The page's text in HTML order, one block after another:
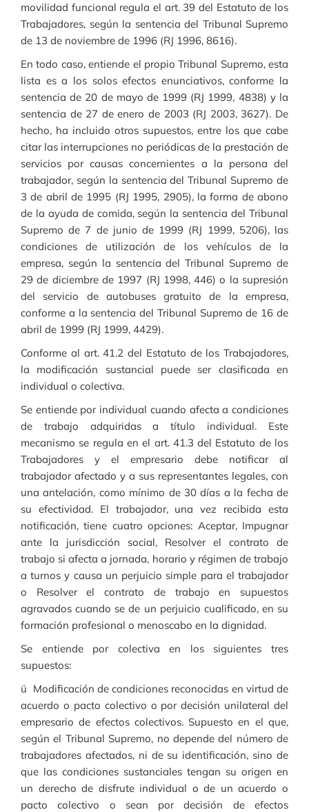
movilidad funcional regula el art. 39 del Estatuto de los
Trabajadores, según la sentencia del Tribunal Supremo
de 13 de noviembre de 1996 (RJ 1996, 8616).
En todo caso, entiende el propio Tribunal Supremo, esta
lista es a los solos efectos enunciativos, conforme la
sentencia de 20 de mayo de 1999 (RJ 1999, 4838) y la
sentencia de 27 de enero de 2003 (RJ 2003, 3627). De
hecho, ha incluido otros supuestos, entre los que cabe
citar las interrupciones no periódicas de la prestación de
servicios por causas concernientes a la persona del
trabajador, según la sentencia del Tribunal Supremo de
3 de abril de 1995 (RJ 1995, 2905), la forma de abono
de la ayuda de comida, según la sentencia del Tribunal
Supremo de 7 de junio de 1999 (RJ 1999, 5206), las
condiciones de utilización de los vehículos de la
empresa, según la sentencia del Tribunal Supremo de
29 de diciembre de 1997 (RJ 1998, 446) o la supresión
del servicio de autobuses gratuito de la empresa,
conforme a la sentencia del Tribunal Supremo de 16 de
abril de 1999 (RJ 1999, 4429).
Conforme al art. 41.2 del Estatuto de los Trabajadores,
la modificación sustancial puede ser clasificada en
individual o colectiva.
Se entiende por individual cuando afecta a condiciones
de trabajo adquiridas a título individual. Este
mecanismo se regula en el art. 41.3 del Estatuto de los
Trabajadores y el empresario debe notificar al
trabajador afectado y a sus representantes legales, con
una antelación, como mínimo de 30 días a la fecha de
su efectividad. El trabajador, una vez recibida esta
notificación, tiene cuatro opciones: Aceptar, Impugnar
ante la jurisdicción social, Resolver el contrato de
trabajo si afecta a jornada, horario y régimen de trabajo
a turnos y causa un perjuicio simple para el trabajador
o Resolver el contrato de trabajo en supuestos
agravados cuando se de un perjuicio cualificado, en su
formación profesional o menoscabo en la dignidad.
Se entiende por colectiva en los siguientes tres
supuestos:
ü Modificación de condiciones reconocidas en virtud de
acuerdo o pacto colectivo o por decisión unilateral del
empresario de efectos colectivos. Supuesto en el que,
según el Tribunal Supremo, no depende del número de
trabajadores afectados, ni de su identificación, sino de
que las condiciones sustanciales tengan su origen en
un derecho de disfrute individual o de un acuerdo o
pacto colectivo o sean por decisión de efectos